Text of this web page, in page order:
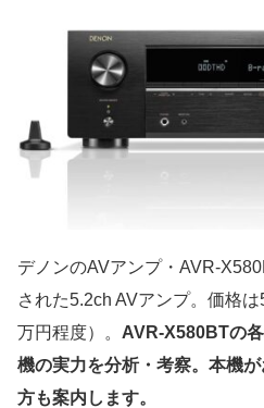
デノンのAVアンプ・AVR-
された5.2ch AVアンプ。価格
万円程度）。 AVR-X580BTの
機の実力を分析・考察。本機
方も案内します。